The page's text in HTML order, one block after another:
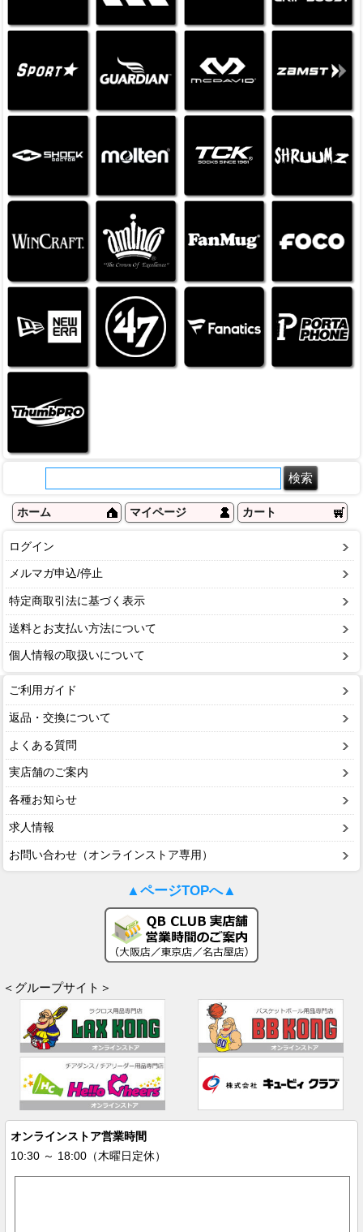
ホーム マイページ カート
ログイン
メルマガ申込/停止
特定商取引法に基づく表示
送料とお支払い方法について
個人情報の取扱いについて
ご利用ガイド
返品・交換について
よくある質問
実店舗のご案内
各種お知らせ
求人情報
お問い合わせ（オンラインストア専用）
▲ページTOPへ▲
＜グループサイト＞
オンラインストア営業時間
10:30 ～ 18:00（木曜日定休）